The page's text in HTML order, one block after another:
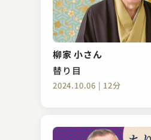
柳家 小さん
替り目
2024.10.06 | 12分
柳亭 こみち
寿限無
2024.10.06 | 15分